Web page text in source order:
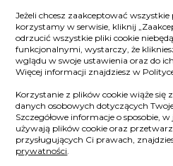
Jeżeli chcesz zaakceptować
korzystamy w serwisie, kliknij
odrzucić wszystkie pliki cookie
funkcjonalnymi, wystarczy, że
wglądu w swoje ustawienia oraz do
Więcej informacji znajdziesz w
Korzystanie z plików cookie wiąże
danych osobowych dotyczących
Szczegółowe informacje o sposobie,
używają plików cookie oraz
przysługujących Ci prawach,
prywatności.